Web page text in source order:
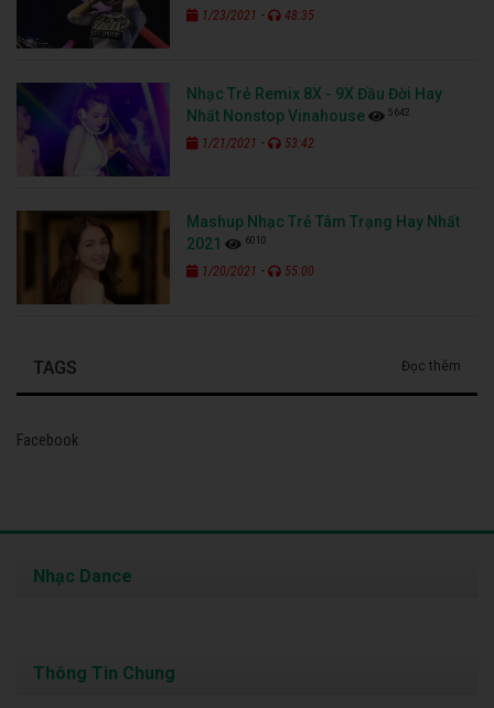
1/23/2021 - 48:35
Nhạc Trẻ Remix 8X - 9X Đầu Đời Hay
Nhất Nonstop Vinahouse
5642
1/21/2021 - 53:42
Mashup Nhạc Trẻ Tâm Trạng Hay Nhất
2021
6010
1/20/2021 - 55:00
TAGS Đọc thêm
Facebook
Nhạc Dance
Thông Tin Chung